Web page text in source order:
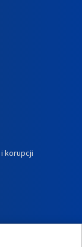
korupcji